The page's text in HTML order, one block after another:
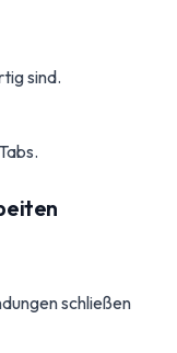
sind.
schließen